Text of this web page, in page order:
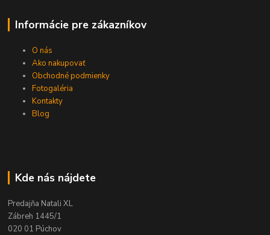
Informácie pre zákazníkov
O nás
Ako nakupovať
Obchodné podmienky
Fotogaléria
Kontakty
Blog
Kde nás nájdete
Predajňa Natali XL
Zábreh 1445/1
020 01 Púchov